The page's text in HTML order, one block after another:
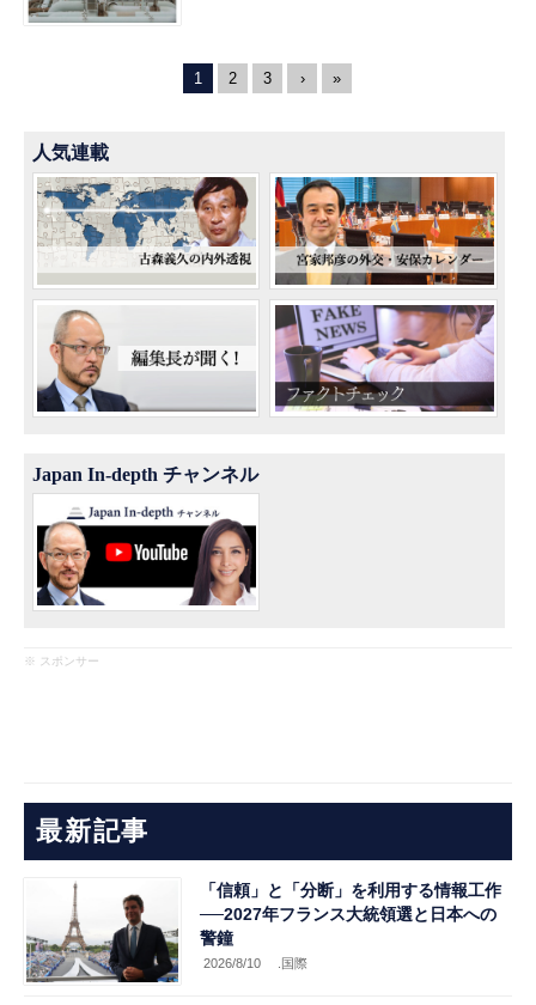
1 2 3 › »
人気連載
Japan In-depth チャンネル
※ スポンサー
最新記事
「信頼」と「分断」を利用する情報工作
──2027年フランス大統領選と日本への
警鐘
2026/8/10 .国際